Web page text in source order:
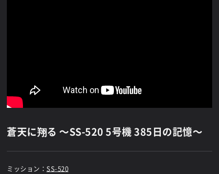
蒼天に翔る 〜SS-520 5号機 385日の記憶〜
ミッション： SS-520